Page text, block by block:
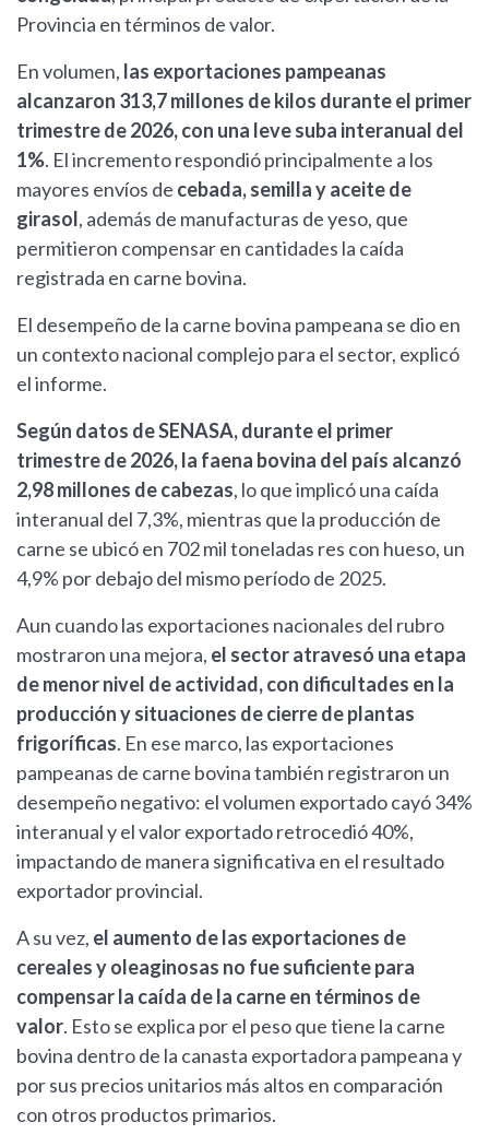
Provincia en términos de valor.
En volumen, las exportaciones pampeanas
alcanzaron 313,7 millones de kilos durante el primer
trimestre de 2026, con una leve suba interanual del
1%. El incremento respondió principalmente a los
mayores envíos de cebada, semilla y aceite de
girasol, además de manufacturas de yeso, que
permitieron compensar en cantidades la caída
registrada en carne bovina.
El desempeño de la carne bovina pampeana se dio en
un contexto nacional complejo para el sector, explicó
el informe.
Según datos de SENASA, durante el primer
trimestre de 2026, la faena bovina del país alcanzó
2,98 millones de cabezas, lo que implicó una caída
interanual del 7,3%, mientras que la producción de
carne se ubicó en 702 mil toneladas res con hueso, un
4,9% por debajo del mismo período de 2025.
Aun cuando las exportaciones nacionales del rubro
mostraron una mejora, el sector atravesó una etapa
de menor nivel de actividad, con dificultades en la
producción y situaciones de cierre de plantas
frigoríficas. En ese marco, las exportaciones
pampeanas de carne bovina también registraron un
desempeño negativo: el volumen exportado cayó 34%
interanual y el valor exportado retrocedió 40%,
impactando de manera significativa en el resultado
exportador provincial.
A su vez, el aumento de las exportaciones de
cereales y oleaginosas no fue suficiente para
compensar la caída de la carne en términos de
valor. Esto se explica por el peso que tiene la carne
bovina dentro de la canasta exportadora pampeana y
por sus precios unitarios más altos en comparación
con otros productos primarios.